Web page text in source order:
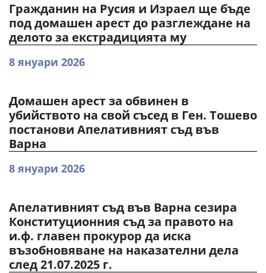
Гражданин на Русия и Израел ще бъде
под домашен арест до разглеждане на
делото за екстрадицията му
8 януари 2026
Домашен арест за обвинен в
убийството на свой съсед в Ген. Тошево
постанови Апелативният съд във
Варна
8 януари 2026
Апелативният съд във Варна сезира
Конституционния съд за правото на
и.ф. главен прокурор да иска
възобновяване на наказателни дела
след 21.07.2025 г.